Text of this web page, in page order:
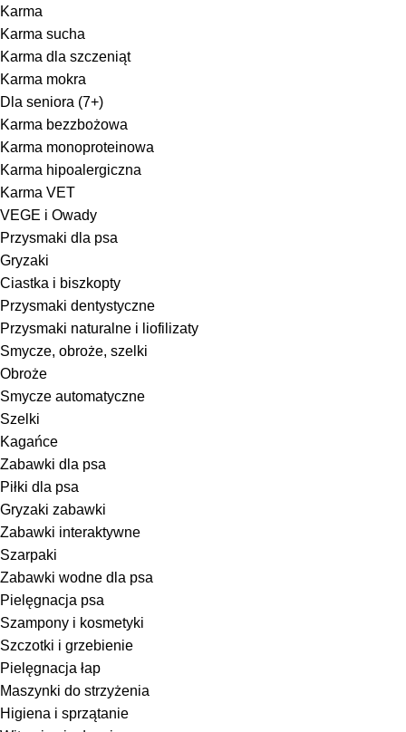
Karma
Karma sucha
Karma dla szczeniąt
Karma mokra
Dla seniora (7+)
Karma bezzbożowa
Karma monoproteinowa
Karma hipoalergiczna
Karma VET
VEGE i Owady
Przysmaki dla psa
Gryzaki
Ciastka i biszkopty
Przysmaki dentystyczne
Przysmaki naturalne i liofilizaty
Smycze, obroże, szelki
Obroże
Smycze automatyczne
Szelki
Kagańce
Zabawki dla psa
Piłki dla psa
Gryzaki zabawki
Zabawki interaktywne
Szarpaki
Zabawki wodne dla psa
Pielęgnacja psa
Szampony i kosmetyki
Szczotki i grzebienie
Pielęgnacja łap
Maszynki do strzyżenia
Higiena i sprzątanie